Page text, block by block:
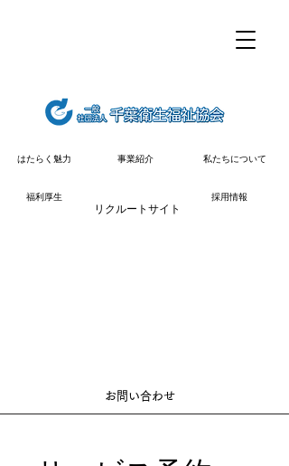
私たちについて
事業紹介
はたらく魅力
リクルートサイト
福利厚生 採用情報
​お問い合わせ